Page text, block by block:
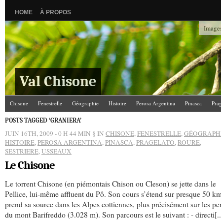
HOME À PROPOS
Val Chisone
Chisone Fenestrelle Géographie Histoire Perosa Argentina Pinasca
POSTS TAGGED ‘GRANIERA’
JUIN 16TH, 2009 - 0 H 44 MIN § IN CHISONE,FENESTRELLE,
HISTOIRE,PEROSA ARGENTINA,PINASCA,PRAGELATO,ROURE,
SESTRIERE,USSEAUX
Le Chisone
Le torrent Chisone (en piémontais Chison ou Cleson) se jette dans le
Pellice, lui-même affluent du Pô. Son cours s’étend sur presque 50
prend sa source dans les Alpes cottiennes, plus précisément sur les
du mont Barifreddo (3.028 m). Son parcours est le suivant : -